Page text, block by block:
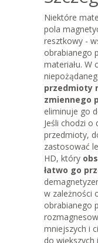
Niektóre
pola
resztkowy -
obrabianego
materiału. W
przedmioty
zmiennego
eliminuje go
Jeśli chodzi
przedmioty,
zastosować
HD, który
łatwo go
w zależności
obrabianego
mniejszych i
do większych